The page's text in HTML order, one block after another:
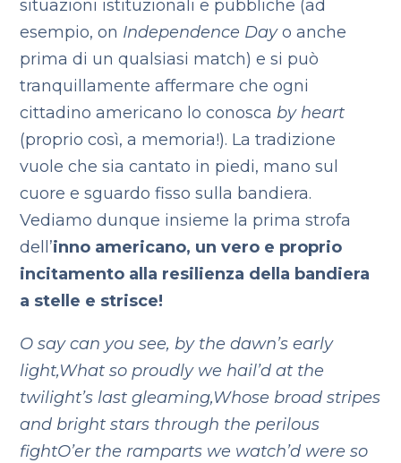
situazioni istituzionali e pubbliche (ad
esempio, on Independence Dayo anche
prima di un qualsiasi match) e si può
tranquillamente affermare che ogni
cittadino americano lo conosca by heart
(proprio così, a memoria!). La tradizione
vuole che sia cantato in piedi, mano sul
cuore e sguardo fisso sulla bandiera.
Vediamo dunque insieme la prima strofa
dell’inno americano, un vero e proprio
incitamento alla resilienza della bandiera
a stelle e strisce!
O say can you see, by the dawn’s early
light,What so proudly we hail’d at the
twilight’s last gleaming,Whose broad stripes
and bright stars through the perilous
fightO’er the ramparts we watch’d were so